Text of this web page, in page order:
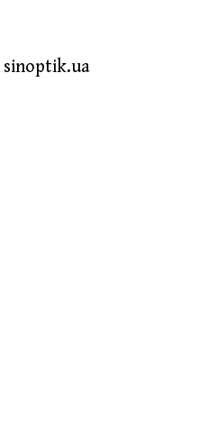
sinoptik.ua